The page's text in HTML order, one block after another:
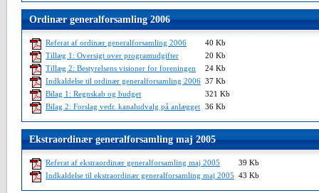
Ordinær generalforsamling 2006
Referat af ordinær generalforsamling 2006
40 Kb
Tillæg 1: Oversigt over programudgifter
20 Kb
Tillæg 2: Bestyrelsens visioner for foreningen
24 Kb
Indkaldelse til ordinær generalforsamling 2006 37 Kb
Bilag 1: Regnskab og budget
321 Kb
Bilag 2: Forslag vedr. kanaludvalg på anlægget 36 Kb
Ekstraordinær generalforsamling maj 2005
Referat af ekstraordinær generalforsamling maj 2005
39 Kb
Indkaldelse til ekstraordinær generalforsamling maj 2005 43 Kb